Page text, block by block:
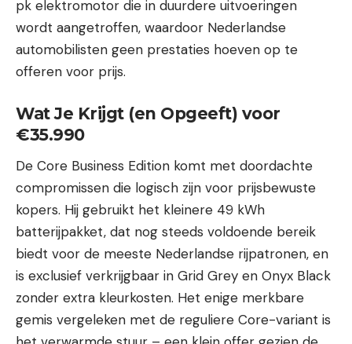
pk elektromotor die in duurdere uitvoeringen
wordt aangetroffen, waardoor Nederlandse
automobilisten geen prestaties hoeven op te
offeren voor prijs.
Wat Je Krijgt (en Opgeeft) voor
€35.990
De Core Business Edition komt met doordachte
compromissen die logisch zijn voor prijsbewuste
kopers. Hij gebruikt het kleinere 49 kWh
batterijpakket, dat nog steeds voldoende bereik
biedt voor de meeste Nederlandse rijpatronen, en
is exclusief verkrijgbaar in Grid Grey en Onyx Black
zonder extra kleurkosten. Het enige merkbare
gemis vergeleken met de reguliere Core-variant is